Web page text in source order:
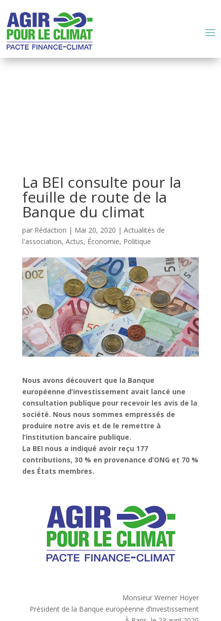
La BEI consulte pour la
feuille de route de la
Banque du climat
par Rédaction | Mai 20, 2020 | Actualités de
l'association, Actus, Économie, Politique
Nous avons découvert que la Banque
européenne d’investissement avait lancé une
consultation publique pour recevoir les avis de la
société. Nous nous sommes empressés de
produire notre avis et de le remettre à
l’institution bancaire publique.
La BEI nous a indiqué avoir reçu 177
contributions, 30 % en provenance d’ONG et 70 %
des États membres.
Monsieur Werner Hoyer
Président de la Banque européenne d’investissement